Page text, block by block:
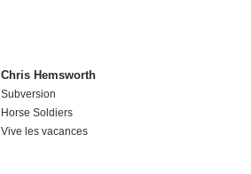
Chris Hemsworth
Subversion
Horse Soldiers
Vive les vacances